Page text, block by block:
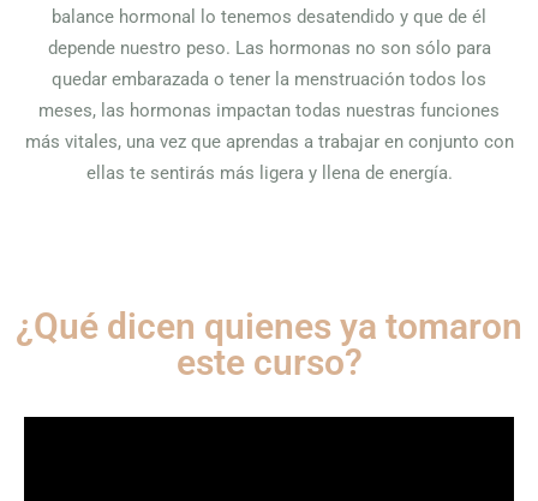
balance hormonal lo tenemos desatendido y que de él
depende nuestro peso. Las hormonas no son sólo para
quedar embarazada o tener la menstruación todos los
meses, las hormonas impactan todas nuestras funciones
más vitales, una vez que aprendas a trabajar en conjunto con
ellas te sentirás más ligera y llena de energía.
¿Qué dicen quienes ya tomaron
este curso?